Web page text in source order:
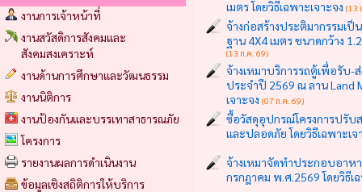
งานการเจ้าหน้าที่
งานสวัสดิการสังคมและ
สังคมสงเคราะห์
งานด้านการศึกษาและวัฒนธรรม
งานนิติการ
งานป้องกันและบรรเทาสาธารณภัย
โครงการ
รายงานผลการดำเนินงาน
ข้อมูลเชิงสถิติการให้บริการ
เมตร โดยวิธีเฉพาะเจาะจง (13
จ้างก่อสร้างประติมากรรม
ฐาน 4X4 เมตร ชนาดกว้าง
(13 ก.ค. 69)
จ้างเหมาบริการรถตู้เพื่อรับ-
ประจำปี 2569 ณ ลาน Land
เจาะจง (07 ก.ค. 69)
ซื้อวัสดุอุปกรณ์โครงการปรับ
และปลอดภัย โดยวิธีเฉพาะเจ
จ้างเหมาจัดทำประกอบอาห
กรกฎาคม พ.ศ.2569 โดยวิธีเ